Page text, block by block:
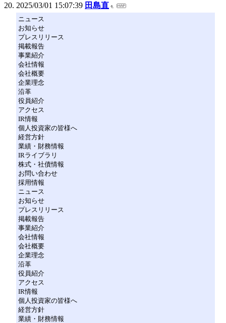
2025/03/01 15:07:39 田島直
ニュース
お知らせ
プレスリリース
掲載報告
事業紹介
会社情報
会社概要
企業理念
沿革
役員紹介
アクセス
IR情報
個人投資家の皆様へ
経営方針
業績・財務情報
IRライブラリ
株式・社債情報
お問い合わせ
採用情報
ニュース
お知らせ
プレスリリース
掲載報告
事業紹介
会社情報
会社概要
企業理念
沿革
役員紹介
アクセス
IR情報
個人投資家の皆様へ
経営方針
業績・財務情報